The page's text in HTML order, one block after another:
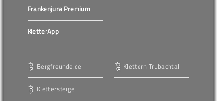
Frankenjura Premium
KletterApp
Bergfreunde.de
Klettersteige
Klettern Trubachtal